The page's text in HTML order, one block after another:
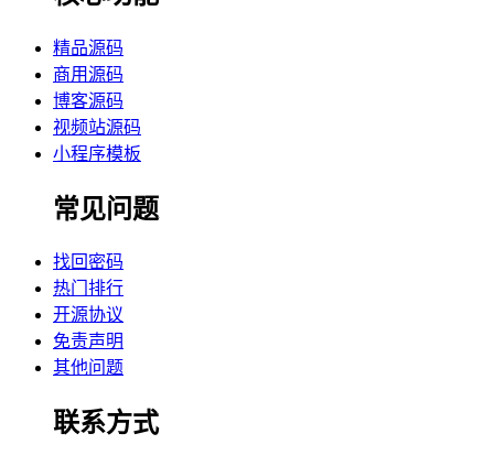
精品源码
商用源码
博客源码
视频站源码
小程序模板
常见问题
找回密码
热门排行
开源协议
免责声明
其他问题
联系方式